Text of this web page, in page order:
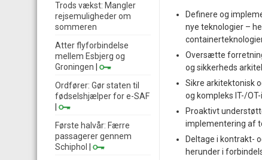
Definere og
nye teknologier –
Oversætte
og sikkerheds
Sikre arkitektonisk
og kompleks IT-/
Proaktivt
implementering af
Deltage i kontrakt-
herunder i
Trods vækst: Mangler
rejsemuligheder om
sommeren
Atter flyforbindelse
mellem Esbjerg og
Groningen
Ordfører: Gør staten til
fødselshjælper for e-SAF
Første halvår: Færre
passagerer gennem
Schiphol